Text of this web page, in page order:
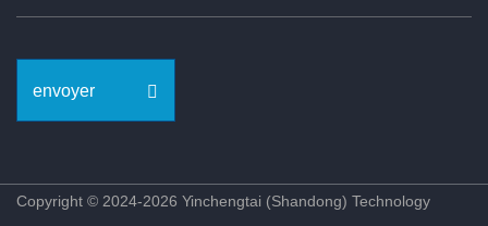
envoyer
Copyright © 2024-2026 Yinchengtai (Shandong) Technology